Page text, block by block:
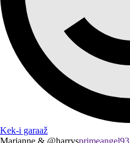
Kek-i garaaž